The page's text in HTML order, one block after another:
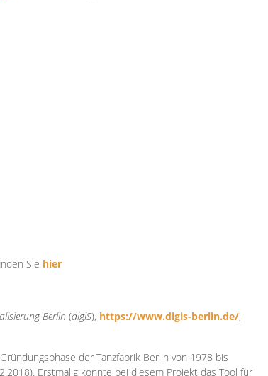
Sie hier
Berlin (digiS), https://www.digis-berlin.de/,
der Tanzfabrik Berlin von 1978 bis
Erstmalig konnte bei diesem Projekt das Tool für